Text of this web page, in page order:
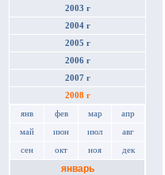
2003 г
2004 г
2005 г
2006 г
2007 г
2008 г
янв фев мар апр
май июн июл авг
сен окт ноя дек
январь